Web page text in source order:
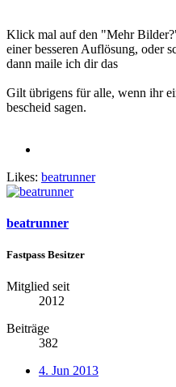
Klick mal auf den "Mehr
einer besseren Auflösung, oder
dann maile ich dir das
Gilt übrigens für alle, wenn ihr
bescheid sagen.
Likes: beatrunner
beatrunner
Fastpass Besitzer
Mitglied seit
2012
Beiträge
382
4. Jun 2013